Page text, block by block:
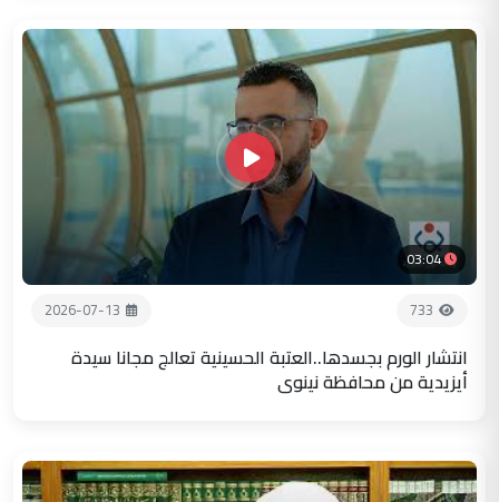
03:04
733
2026-07-13
انتشار الورم بجسدها..العتبة الحسينية تعالج مجانا سيدة
أيزيدية من محافظة نينوى